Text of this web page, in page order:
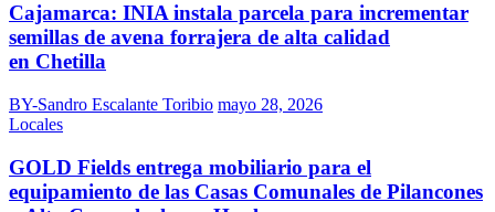
Cajamarca: INIA instala parcela para incrementar
semillas de avena forrajera de alta calidad
en Chetilla
BY-Sandro Escalante Toribio mayo 28, 2026
Locales
GOLD Fields entrega mobiliario para el
equipamiento de las Casas Comunales de Pilancones